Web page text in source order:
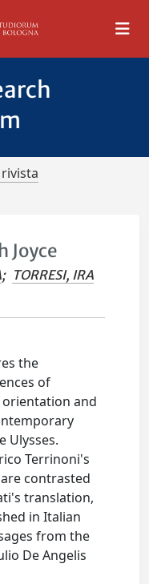
Joyce
; TORRESI, IRA
the
of
and
Ulysses.
Terrinoni's
contrasted
translation,
in Italian
from the
De Angelis